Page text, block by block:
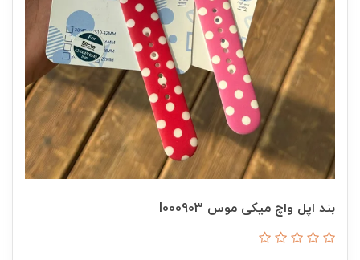
بند اپل واچ میکی موس I000903